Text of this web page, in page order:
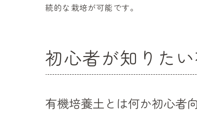
続的な栽培が可能です。
初心者が知りた
有機培養土とは何か初心者